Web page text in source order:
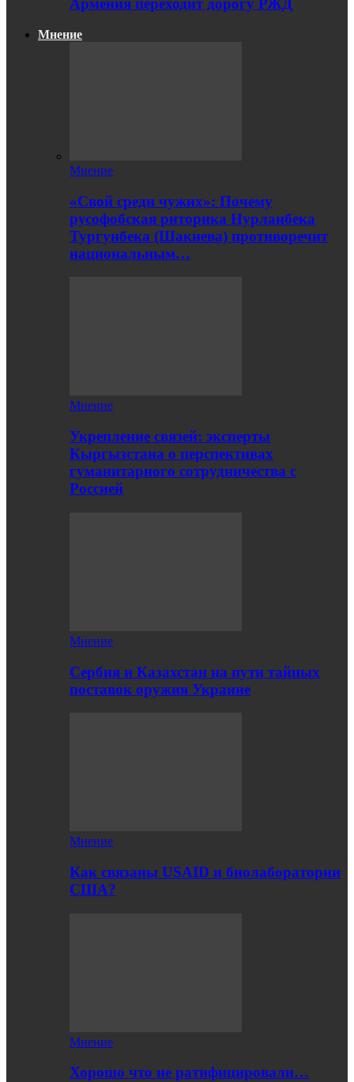
Армения переходит дорогу РЖД
Мнение
Мнение
«Свой среди чужих»: Почему
русофобская риторика Нурланбека
Тургунбека (Шакиева) противоречит
национальным…
Мнение
Укрепление связей: эксперты
Кыргызстана о перспективах
гуманитарного сотрудничества с
Россией
Мнение
Сербия и Казахстан на пути тайных
поставок оружия Украине
Мнение
Как связаны USAID и биолаборатории
США?
Мнение
Хорошо что не ратифицировали…